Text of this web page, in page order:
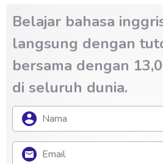
Belajar bahasa
langsung dengan
bersama dengan
di seluruh dunia.